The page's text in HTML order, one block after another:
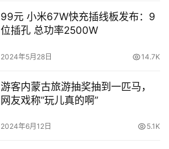
99元 小米67W快充插线板发布：9
位插孔 总功率2500W
2024年5月28日 14.7K
游客内蒙古旅游抽奖抽到一匹马，
网友戏称”玩儿真的啊”
2024年6月12日 5.1K